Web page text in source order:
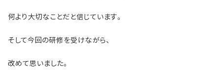
何より大切なことだと信じています。
そして今回の研修を受けながら、
改めて思いました。